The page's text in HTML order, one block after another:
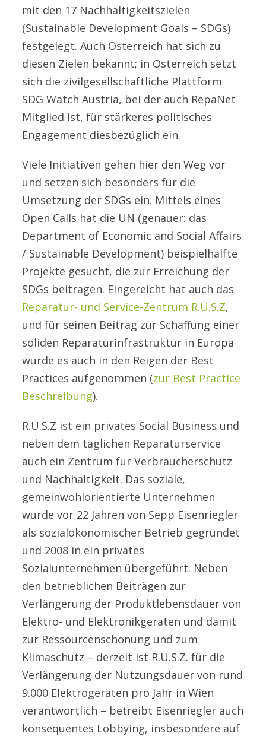
mit den 17 Nachhaltigkeitszielen
(Sustainable Development Goals – SDGs)
festgelegt. Auch Österreich hat sich zu
diesen Zielen bekannt; in Österreich setzt
sich die zivilgesellschaftliche Plattform
SDG Watch Austria, bei der auch RepaNet
Mitglied ist, für stärkeres politisches
Engagement diesbezüglich ein.
Viele Initiativen gehen hier den Weg vor
und setzen sich besonders für die
Umsetzung der SDGs ein. Mittels eines
Open Calls hat die UN (genauer: das
Department of Economic and Social Affairs
/ Sustainable Development) beispielhalfte
Projekte gesucht, die zur Erreichung der
SDGs beitragen. Eingereicht hat auch das
Reparatur- und Service-Zentrum R.U.S.Z,
und für seinen Beitrag zur Schaffung einer
soliden Reparaturinfrastruktur in Europa
wurde es auch in den Reigen der Best
Practices aufgenommen (zur Best Practice
Beschreibung).
R.U.S.Z ist ein privates Social Business und
neben dem täglichen Reparaturservice
auch ein Zentrum für Verbraucherschutz
und Nachhaltigkeit. Das soziale,
gemeinwohlorientierte Unternehmen
wurde vor 22 Jahren von Sepp Eisenriegler
als sozialökonomischer Betrieb gegründet
und 2008 in ein privates
Sozialunternehmen übergeführt. Neben
den betrieblichen Beiträgen zur
Verlängerung der Produktlebensdauer von
Elektro- und Elektronikgeräten und damit
zur Ressourcenschonung und zum
Klimaschutz – derzeit ist R.U.S.Z. für die
Verlängerung der Nutzungsdauer von rund
9.000 Elektrogeräten pro Jahr in Wien
verantwortlich – betreibt Eisenriegler auch
konsequentes Lobbying, insbesondere auf